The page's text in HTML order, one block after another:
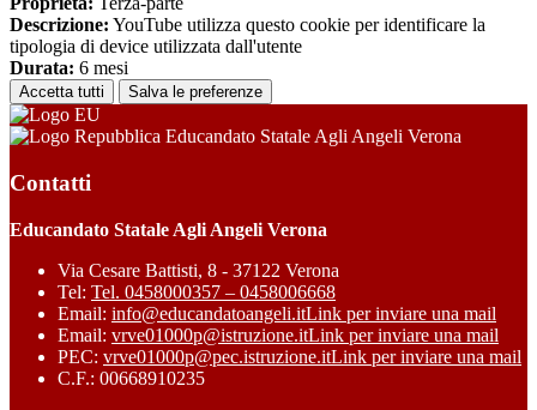
Descrizione: YouTube utilizza questo cookie per identificare la
tipologia di device utilizzata dall'utente
Durata: 6 mesi
Accetta tutti Salva le preferenze
Educandato Statale Agli Angeli Verona
Contatti
Educandato Statale Agli Angeli Verona
Via Cesare Battisti, 8 - 37122 Verona
Tel: Tel. 0458000357 – 0458006668
Email: info@educandatoangeli.itLink per inviare una mail
Email: vrve01000p@istruzione.itLink per inviare una mail
PEC: vrve01000p@pec.istruzione.itLink per inviare una mail
C.F.: 00668910235